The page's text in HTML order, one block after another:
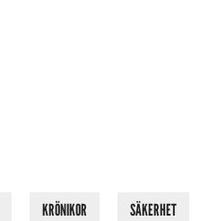
KRÖNIKOR SÄKERHET